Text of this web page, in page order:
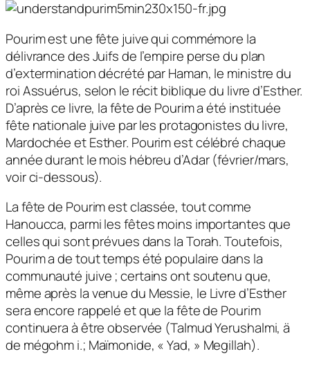
Pourim est une fête juive qui commémore la
délivrance des Juifs de l’empire perse du plan
d’extermination décrété par Haman, le ministre du
roi Assuérus, selon le récit biblique du livre d’Esther.
D’après ce livre, la fête de Pourim a été instituée
fête nationale juive par les protagonistes du livre,
Mardochée et Esther. Pourim est célébré chaque
année durant le mois hébreu d’Adar (février/mars,
voir ci-dessous).
La fête de Pourim est classée, tout comme
Hanoucca, parmi les fêtes moins importantes que
celles qui sont prévues dans la Torah. Toutefois,
Pourim a de tout temps été populaire dans la
communauté juive ; certains ont soutenu que,
même après la venue du Messie, le Livre d’Esther
sera encore rappelé et que la fête de Pourim
continuera à être observée (Talmud Yerushalmi, ä
de mégohm i.; Maïmonide, « Yad, » Megillah).